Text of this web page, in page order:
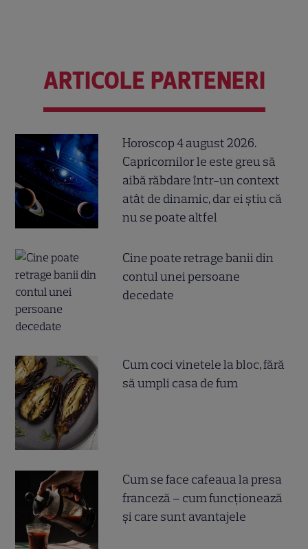
ARTICOLE PARTENERI
Horoscop 4 august 2026.
Capricornilor le este greu să
aibă răbdare într-un context
atât de dinamic, dar ei știu că
nu se poate altfel
Cine poate retrage banii din
contul unei persoane
decedate
Cum coci vinetele la bloc, fără
să umpli casa de fum
Cum se face cafeaua la presa
franceză – cum funcționează
și care sunt avantajele